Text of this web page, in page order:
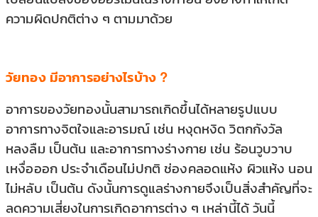
ความผิดปกติต่าง ๆ ตามมาด้วย
วัยทอง มีอาการอย่างไรบ้าง ?
อาการของวัยทองนั้นสามารถเกิดขึ้นได้หลายรูปแบบ
อาการทางจิตใจและอารมณ์ เช่น หงุดหงิด วิตกกังวัล
หลงลืม เป็นต้น และอาการทางร่างกาย เช่น ร้อนวูบวาบ
เหงื่อออก ประจำเดือนไม่ปกติ ช่องคลอดแห้ง ผิวแห้ง นอน
ไม่หลับ เป็นต้น ดังนั้นการดูแลร่างกายจึงเป็นสิ่งสำคัญที่จะ
ลดความเสี่ยงในการเกิดอาการต่าง ๆ เหล่านี้ได้ วันนี้